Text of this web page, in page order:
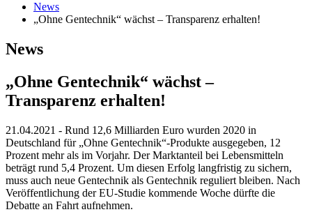
News
„Ohne Gentechnik“ wächst – Transparenz erhalten!
News
„Ohne Gentechnik“ wächst –
Transparenz erhalten!
21.04.2021 - Rund 12,6 Milliarden Euro wurden 2020 in
Deutschland für „Ohne Gentechnik“-Produkte ausgegeben, 12
Prozent mehr als im Vorjahr. Der Marktanteil bei Lebensmitteln
beträgt rund 5,4 Prozent. Um diesen Erfolg langfristig zu sichern,
muss auch neue Gentechnik als Gentechnik reguliert bleiben. Nach
Veröffentlichung der EU-Studie kommende Woche dürfte die
Debatte an Fahrt aufnehmen.